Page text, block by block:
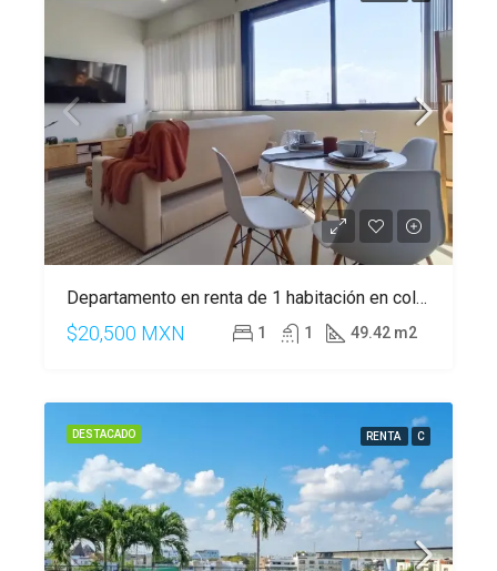
Departamento en renta de 1 habitación en colonia Zazil-Ha.
$20,500 MXN 1 1 49.42 m2
DESTACADO RENTA C